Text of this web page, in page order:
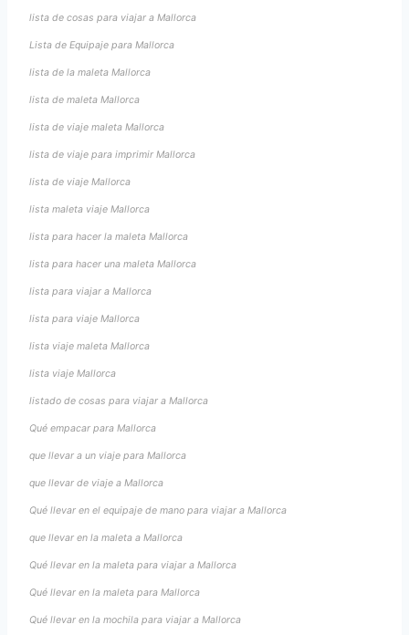
lista de cosas para viajar a Mallorca
Lista de Equipaje para Mallorca
lista de la maleta Mallorca
lista de maleta Mallorca
lista de viaje maleta Mallorca
lista de viaje para imprimir Mallorca
lista de viaje Mallorca
lista maleta viaje Mallorca
lista para hacer la maleta Mallorca
lista para hacer una maleta Mallorca
lista para viajar a Mallorca
lista para viaje Mallorca
lista viaje maleta Mallorca
lista viaje Mallorca
listado de cosas para viajar a Mallorca
Qué empacar para Mallorca
que llevar a un viaje para Mallorca
que llevar de viaje a Mallorca
Qué llevar en el equipaje de mano para viajar a Mallorca
que llevar en la maleta a Mallorca
Qué llevar en la maleta para viajar a Mallorca
Qué llevar en la maleta para Mallorca
Qué llevar en la mochila para viajar a Mallorca